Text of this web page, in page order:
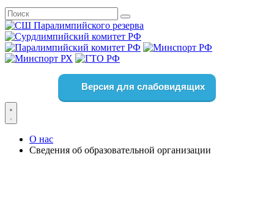
Версия для слабовидящих
О нас
Сведения об образовательной организации